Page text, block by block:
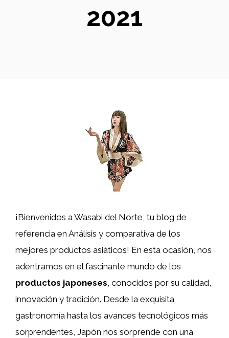
2021
¡Bienvenidos a Wasabi del Norte, tu blog de
referencia en Análisis y comparativa de los
mejores productos asiáticos! En esta ocasión, nos
adentramos en el fascinante mundo de los
productos japoneses, conocidos por su calidad,
innovación y tradición. Desde la exquisita
gastronomía hasta los avances tecnológicos más
sorprendentes, Japón nos sorprende con una